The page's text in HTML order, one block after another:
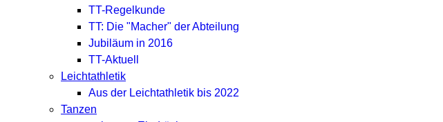
TT-Regelkunde
TT: Die "Macher" der Abteilung
Jubiläum in 2016
TT-Aktuell
Leichtathletik
Aus der Leichtathletik bis 2022
Tanzen